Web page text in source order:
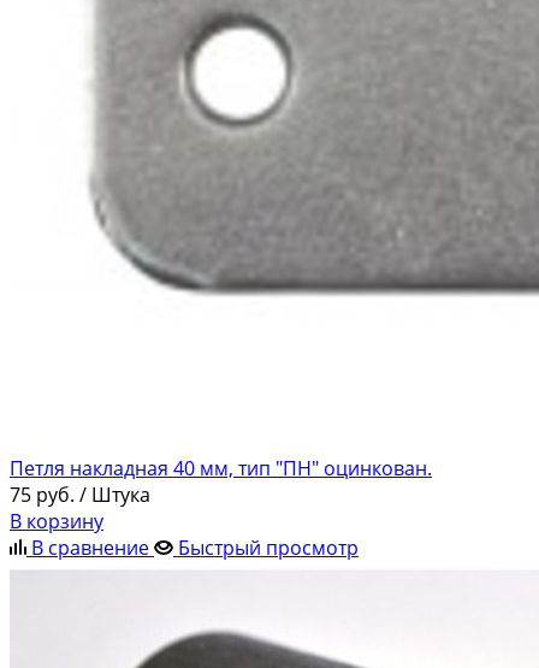
Петля накладная 40 мм, тип "ПН" оцинкован.
75 руб. / Штука
В корзину
В сравнение
Быстрый просмотр